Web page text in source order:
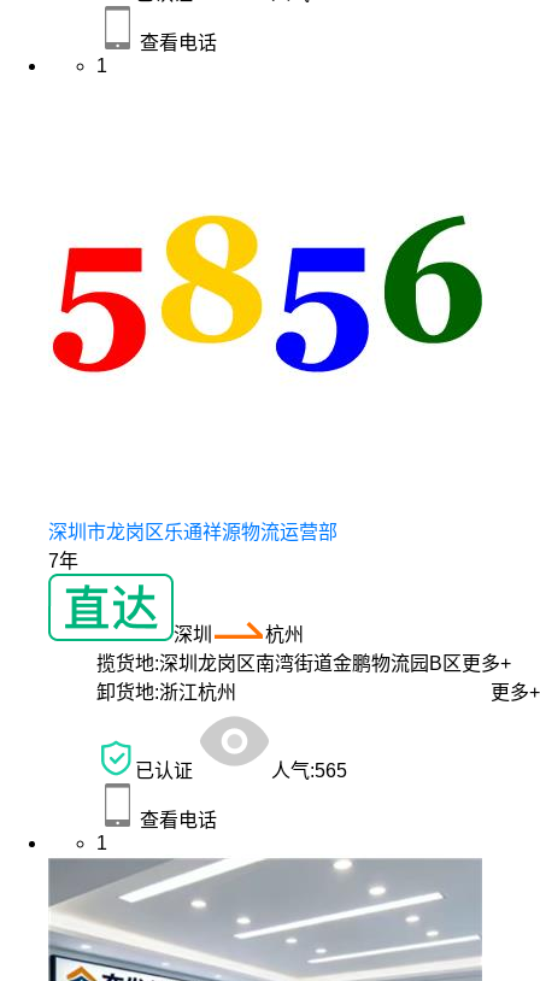
查看电话
1
深圳市龙岗区乐通祥源物流运营部
7年
深圳
杭州
揽货地:深圳龙岗区南湾街道金鹏物流园B区更多+
卸货地:浙江杭州 更多+
已认证 人气:565
查看电话
1